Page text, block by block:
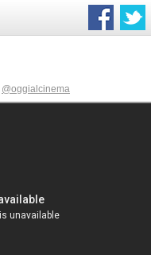
@oggialcinema